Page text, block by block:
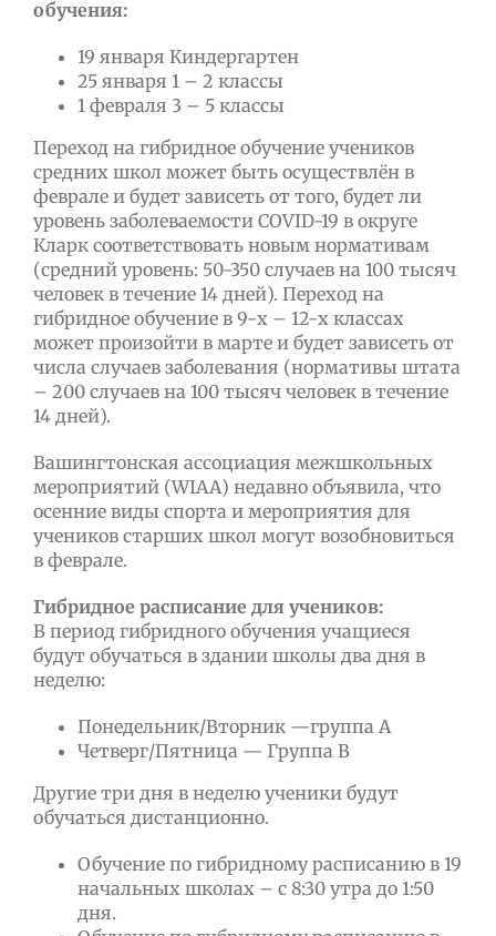
обучения:
19 января Киндергартен
25 января 1 – 2 классы
1 февраля 3 – 5 классы
Переход на гибридное обучение учеников
средних школ может быть осуществлён в
феврале и будет зависеть от того, будет ли
уровень заболеваемости COVID-19 в округе
Кларк соответствовать новым нормативам
(средний уровень: 50-350 случаев на 100 тысяч
человек в течение 14 дней). Переход на
гибридное обучение в 9-х – 12-х классах
может произойти в марте и будет зависеть от
числа случаев заболевания (нормативы штата
– 200 случаев на 100 тысяч человек в течение
14 дней).
Вашингтонская ассоциация межшкольных
мероприятий (WIAA) недавно объявила, что
осенние виды спорта и мероприятия для
учеников старших школ могут возобновиться
в феврале.
Гибридное расписание для учеников:
В период гибридного обучения учащиеся
будут обучаться в здании школы два дня в
неделю:
Понедельник/Вторник —группа А
Четверг/Пятница — Группа В
Другие три дня в неделю ученики будут
обучаться дистанционно.
Обучение по гибридному расписанию в 19
начальных школах – с 8:30 утра до 1:50
дня.